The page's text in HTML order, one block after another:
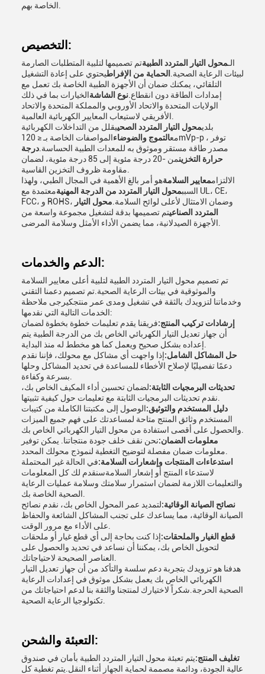
التخصيص:
الـمحول التيار المتردد الطبيةتم تصميمها لتلبية المتطلبات الصارمة
لبيئات الرعاية الصحية. الحماية من الإفراطيحتوي على إعادة التشغيل
التلقائي، يمكنك ضمان أن الأجهزة الطبية الخاصة بك تعمل مع
إمدادات الطاقة دون انقطاع. نوع الشاشةالخيارات بما في ذلك
الولايات المتحدة والاتحاد الأوروبي والمملكة المتحدة والاتحاد
بلديمحول التيار المتردد الصحييقلل من التداخلات الكهربائية
معالتموج والضوضاء
المواصفات الخاصة بـ ≤ 120mVp-p ، توفر
مصدر طاقة مستقر وموثوق به للمعدات الطبية الحساسة. درجة
حرارة التخزين
من -20 درجة مئوية إلى 85 درجة مئوية، لضمان
الالتزاممعايير السلامةهو أمر بالغ الأهمية في المجال الطبي، ولهذا
السببمحول التيار المتردد من الدرجة المهنيةمعتمدة مع UL، CE،
FCC، و ROHS، وضمان الامتثال لأعلى لوائح السلامة. محول التيار
المتردد الصناعيتم تصميمها بدقة لتشغيل مجموعة واسعة من
الدعم والخدمات:
تم تصميم محول التيار المتردد الطبية لتلبية أعلى معايير السلامة
والموثوقية في بيئات الرعاية الصحية.تم تصميم دعمنا التقني
وخدماتنا لتزويدك بالثقة في تشغيل ومدى عمر منتجكيرجى ملاحظة
الخدمات التالية التي نقدمها:
إرشادات تركيب المنتج:فريقنا يقدم تعليمات خطوة بخطوة لضمان
أن جهاز تعديل التيار الكهربائي الخاص بك من الدرجة الطبية يتم
حل المشاكل الشامل:إذا واجهت أي مشاكل مع محولك، فإننا نقدم
دعمًا تفصيليًا لإصلاح الأخطاء للمساعدة في تحديد المشاكل وحلها
تحديثات البرمجيات الثابتة:لضمان تحسين أداء المكيف الخاص بك،
دليل المستخدم والتوثيق:الوصول إلى مكتبتنا الكاملة من كتيبات
المستخدم وثائق المنتج متاحة لمساعدتك على فهم جميع الميزات
معلومات الضمان:نحن نقف خلف جودة منتجاتنا. يمكن توفير
استدعاءات المنتجات وإشعارات السلامة:في الحالة غير المحتملة
لاستدعاء المنتج أو إشعار السلامةسنقدم لك كل المعلومات
والتعليمات اللازمة لضمان استمرار سلامتك وسلامة عمليات الرعاية
نصائح الصيانة الوقائية:لتمديد عمر المحول الخاص بك، نقدم نصائح
الصيانة الوقائية، مما يساعدك على تجنب المشاكل الشائعة والحفاظ
قطع الغيار والملحقات:إذا كنت بحاجة إلى أي قطع غيار أو ملحقات
لتحويل الخاص بك، يمكننا أن نساعد في تحديد والحصول على
هدفنا هو تزويدك بتجربة دعم سلسة والتأكد من أن جهاز تعديل التيار
الكهربائي الخاص بك يعمل بشكل موثوق في إعدادات الرعاية
الصحية الحرجة.شكراً لاختيارك لمنتجنا والثقة بنا لدعم احتياجاتك من
التعبئة والشحن:
تغليف المنتج:يتم تعبئة محول التيار المتردد الطبية بأمان في صندوق
عالية الجودة، ودائمة مصممة لحماية الجهاز أثناء النقل.يتم تغطية كل